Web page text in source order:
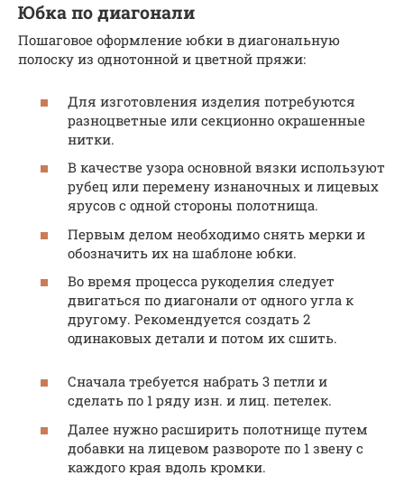
Юбка по диагонали
Пошаговое оформление юбки в диагональную
полоску из однотонной и цветной пряжи:
Для изготовления изделия потребуются
разноцветные или секционно окрашенные
нитки.
В качестве узора основной вязки используют
рубец или перемену изнаночных и лицевых
ярусов с одной стороны полотнища.
Первым делом необходимо снять мерки и
обозначить их на шаблоне юбки.
Во время процесса рукоделия следует
двигаться по диагонали от одного угла к
другому. Рекомендуется создать 2
одинаковых детали и потом их сшить.
Сначала требуется набрать 3 петли и
сделать по 1 ряду изн. и лиц. петелек.
Далее нужно расширить полотнище путем
добавки на лицевом развороте по 1 звену с
каждого края вдоль кромки.